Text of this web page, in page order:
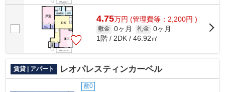
4.75万円 (管理費等：2,200円 )
敷金 0ヶ月 礼金 0ヶ月
1階 / 2DK / 46.92㎡
賃貸 | アパート レオパレスティンカーベル
敷0